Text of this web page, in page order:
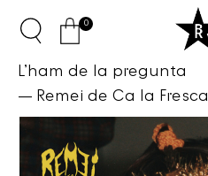
0
L’ham de la pregunta
Remei de Ca la Fresca